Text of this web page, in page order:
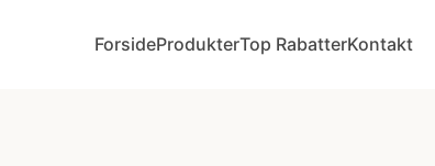
ForsideProdukterTop RabatterKontakt